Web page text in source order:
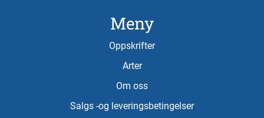
Meny
Oppskrifter
Arter
Om oss
Salgs -og leveringsbetingelser